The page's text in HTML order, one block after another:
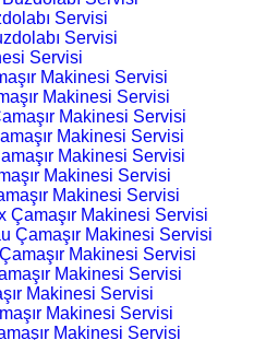
Servisi
Servisi
Servisi
Makinesi Servisi
Makinesi Servisi
Makinesi Servisi
Makinesi Servisi
Makinesi Servisi
Makinesi Servisi
Makinesi Servisi
Çamaşır Makinesi Servisi
Çamaşır Makinesi Servisi
Makinesi Servisi
Makinesi Servisi
Makinesi Servisi
Makinesi Servisi
Makinesi Servisi